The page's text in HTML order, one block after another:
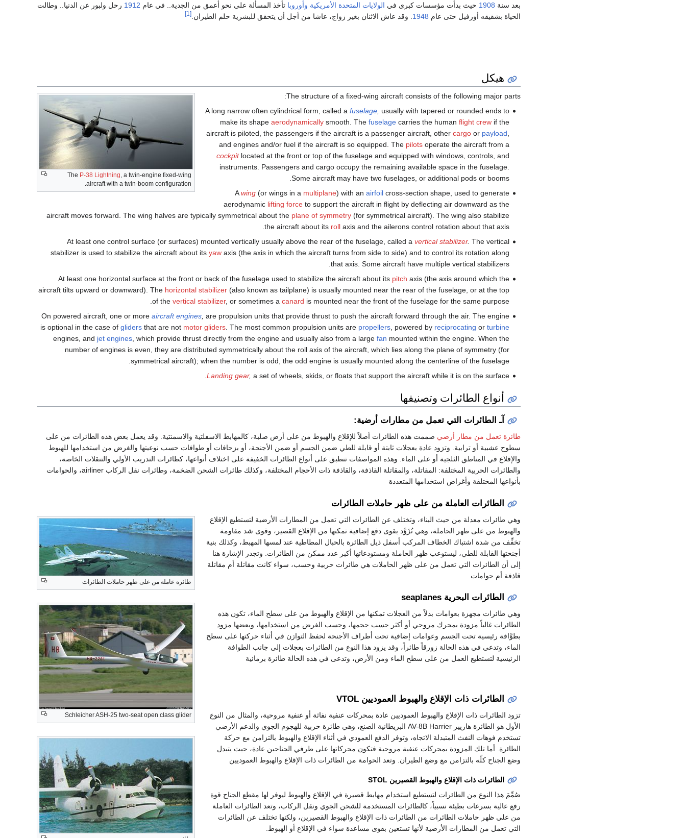
بعد سنة 1908 حيث بدأت مؤسسات كبرى في الولايات المتحدة الأمريكية وأوروبا تأخذ المسألة على نحو أعمق من الجدية.. في عام 1912 رحل ولبور عن الدنيا.. وطالت
الحياة بشقيقه أورفيل حتى عام 1948 . وقد عاش الاثنان بغير زواج، عاشا من أجل أن يتحقق للبشرية حلم الطيران. [1]
هيكل
The P-38 Lightning, a twin-engine fixed-wing
aircraft with a twin-boom configuration.
The structure of a fixed-wing aircraft consists of the following major parts:
A long narrow often cylindrical form, called a fuselage, usually with tapered or rounded ends to
make its shape aerodynamicallysmooth. The fuselagecarries the human flight crewif the
aircraft is piloted, the passengers if the aircraft is a passenger aircraft, other cargoor payload,
and engines and/or fuel if the aircraft is so equipped. The pilotsoperate the aircraft from a
cockpitlocated at the front or top of the fuselage and equipped with windows, controls, and
instruments. Passengers and cargo occupy the remaining available space in the fuselage.
Some aircraft may have two fuselages, or additional pods or booms.
Awing(or wings in a multiplane) with an airfoilcross-section shape, used to generate
aerodynamic lifting forceto support the aircraft in flight by deflecting air downward as the
aircraft moves forward. The wing halves are typically symmetrical about the plane of symmetry(for symmetrical aircraft). The wing also stabilize
the aircraft about its rollaxis and the ailerons control rotation about that axis.
At least one control surface (or surfaces) mounted vertically usually above the rear of the fuselage, called a vertical stabilizer. The vertical
stabilizer is used to stabilize the aircraft about its yawaxis (the axis in which the aircraft turns from side to side) and to control its rotation along
that axis. Some aircraft have multiple vertical stabilizers.
At least one horizontal surface at the front or back of the fuselage used to stabilize the aircraft about its pitch axis (the axis around which the
aircraft tilts upward or downward). The horizontal stabilizer(also known as tailplane) is usually mounted near the rear of the fuselage, or at the top
of the vertical stabilizer, or sometimes a canard is mounted near the front of the fuselage for the same purpose.
On powered aircraft, one or more aircraft engines, are propulsion units that provide thrust to push the aircraft forward through the air. The engine
is optional in the case of glidersthat are not motor gliders. The most common propulsion units are propellers, powered by reciprocating or turbine
engines, and jet engines, which provide thrust directly from the engine and usually also from a large fan mounted within the engine. When the
number of engines is even, they are distributed symmetrically about the roll axis of the aircraft, which lies along the plane of symmetry (for
symmetrical aircraft); when the number is odd, the odd engine is usually mounted along the centerline of the fuselage.
Landing gear, a set of wheels, skids, or floats that support the aircraft while it is on the surface.
أنواع الطائرات وتصنيفها
آـ الطائرات التي تعمل من مطارات أرضية:
طائرة تعمل من مطار أرضي صممت هذه الطائرات أصلاً للإقلاع والهبوط من على أرض صلبة، كالمهابط الاسفلتية والاسمنتية. وقد يعمل بعض هذه الطائرات من على
سطوح عشبية أو ترابية. وتزود عادة بعجلات ثابتة أو قابلة للطي ضمن الجسم أو ضمن الأجنحة، أو بزحافات أو طوافات حسب نوعيتها والغرض من استخدامها للهبوط
والإقلاع في المناطق الثلجية أو على الماء. وهذه المواصفات تنطبق على أنواع الطائرات الخفيفة على اختلاف أنواعها، كطائرات التدريب الأولي والتنقلات الخاصة،
والطائرات الحربية المختلفة: المقاتلة، والمقاتلة القاذفة، والقاذفة ذات الأحجام المختلفة، وكذلك طائرات الشحن الضخمة، وطائرات نقل الركاب airliner، والحوامات
بأنواعها المختلفة وأغراض استخدامها المتعددة
الطائرات العاملة من على ظهر حاملات الطائرات
طائرة عاملة من على ظهر حاملات الطائرات
Schleicher ASH-25 two-seat open class glider
وهي طائرات معدلة من حيث البناء، وتختلف عن الطائرات التي تعمل من المطارات الأرضية لتستطيع الإقلاع
والهبوط من على ظهر الحاملة، وهي تُزَوَّد بقوى دفع إضافية تمكنها من الإقلاع القصير، وقوى شد مقاومة
تخفِّف من شدة اشتباك الخطاف المركب أسفل ذيل الطائرة بالحبال المطاطية عند لمسها المهبط، وكذلك بنية
أجنحتها القابلة للطي، ليستوعب ظهر الحاملة ومستودعاتها أكبر عدد ممكن من الطائرات. وتجدر الإشارة هنا
إلى أن الطائرات التي تعمل من على ظهر الحاملات هي طائرات حربية وحسب، سواء كانت مقاتلة أم مقاتلة
قاذفة أم حوامات
الطائرات البحرية seaplanes
وهي طائرات مجهزة بعوامات بدلاً من العجلات تمكنها من الإقلاع والهبوط من على سطح الماء، تكون هذه
الطائرات غالباً مزودة بمحرك مروحي أو أكثر حسب حجمها، وحسب الغرض من استخدامها، وبعضها مزود
بطوَّافة رئيسية تحت الجسم وعوامات إضافية تحت أطراف الأجنحة لحفظ التوازن في أثناء حركتها على سطح
الماء، وتدعى في هذه الحالة زورقاً طائراً، وقد يزود هذا النوع من الطائرات بعجلات إلى جانب الطوافة
الرئيسية لتستطيع العمل من على سطح الماء ومن الأرض، وتدعى في هذه الحالة طائرة برمائية
الطائرات ذات الإقلاع والهبوط العموديين VTOL
تزود الطائرات ذات الإقلاع والهبوط العموديين عادة بمحركات عنفية نفاثة أو عنفية مروحية، والمثال من النوع
الأول هو الطائرة هاريير AV-8B Harrier البريطانية الصنع، وهي طائرة حربية للهجوم الجوي والدعم الأرضي
تستخدم فوهات النفث المتبدلة الاتجاه، وتوفر الدفع العمودي في أثناء الإقلاع والهبوط بالتزامن مع حركة
الطائرة. أما تلك المزودة بمحركات عنفية مروحية فتكون محركاتها على طرفي الجناحين عادة، حيث يتبدل
وضع الجناح كلّه بالتزامن مع وضع الطيران. وتعد الحوامة من الطائرات ذات الإقلاع والهبوط العموديين
الطائرات ذات الإقلاع والهبوط القصيرين STOL
صُمِّمَ هذا النوع من الطائرات لتستطيع استخدام مهابط قصيرة في الإقلاع والهبوط ليوفر لها مقطع الجناح قوة
رفع عالية بسرعات بطيئة نسبياً، كالطائرات المستخدمة للشحن الجوي ونقل الركاب، وتعد الطائرات العاملة
من على ظهر حاملات الطائرات من الطائرات ذات الإقلاع والهبوط القصيرين، ولكنها تختلف عن الطائرات
التي تعمل من المطارات الأرضية لأنها تستعين بقوى مساعدة سواء في الإقلاع أو الهبوط.